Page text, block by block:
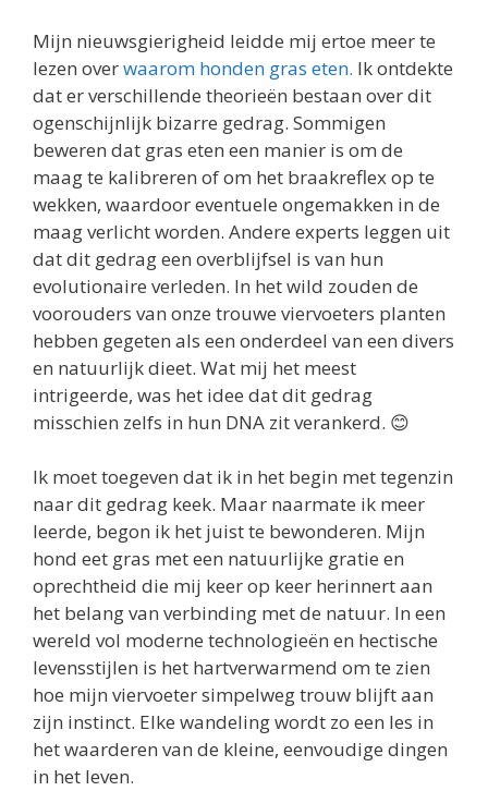
Mijn nieuwsgierigheid leidde mij ertoe meer te
lezen overwaarom honden gras eten. Ik ontdekte
dat er verschillende theorieën bestaan over dit
ogenschijnlijk bizarre gedrag. Sommigen
beweren dat gras eten een manier is om de
maag te kalibreren of om het braakreflex op te
wekken, waardoor eventuele ongemakken in de
maag verlicht worden. Andere experts leggen uit
dat dit gedrag een overblijfsel is van hun
evolutionaire verleden. In het wild zouden de
voorouders van onze trouwe viervoeters planten
hebben gegeten als een onderdeel van een divers
en natuurlijk dieet. Wat mij het meest
intrigeerde, was het idee dat dit gedrag
misschien zelfs in hun DNA zit verankerd. 😊
Ik moet toegeven dat ik in het begin met tegenzin
naar dit gedrag keek. Maar naarmate ik meer
leerde, begon ik het juist te bewonderen. Mijn
hond eet gras met een natuurlijke gratie en
oprechtheid die mij keer op keer herinnert aan
het belang van verbinding met de natuur. In een
wereld vol moderne technologieën en hectische
levensstijlen is het hartverwarmend om te zien
hoe mijn viervoeter simpelweg trouw blijft aan
zijn instinct. Elke wandeling wordt zo een les in
het waarderen van de kleine, eenvoudige dingen
in het leven.